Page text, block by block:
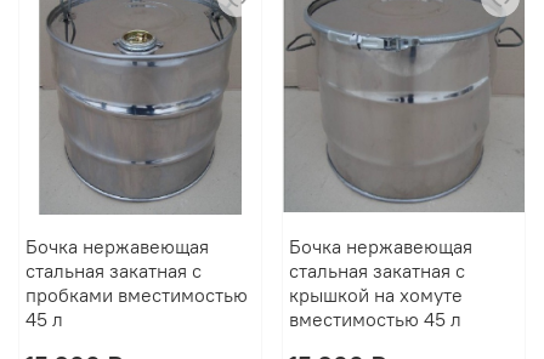
Бочка нержавеющая
стальная закатная с
пробками вместимостью
45 л
Бочка нержавеющая
стальная закатная с
крышкой на хомуте
вместимостью 45 л